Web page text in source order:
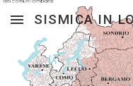
Skip to main content
SISMICA IN